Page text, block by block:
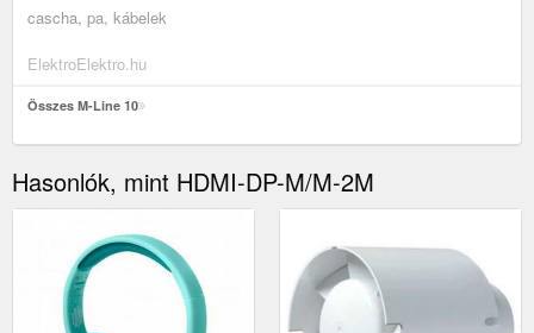
cascha, pa, kábelek
ElektroElektro.hu
Összes M-Line 10
Hasonlók, mint HDMI-DP-M/M-2M